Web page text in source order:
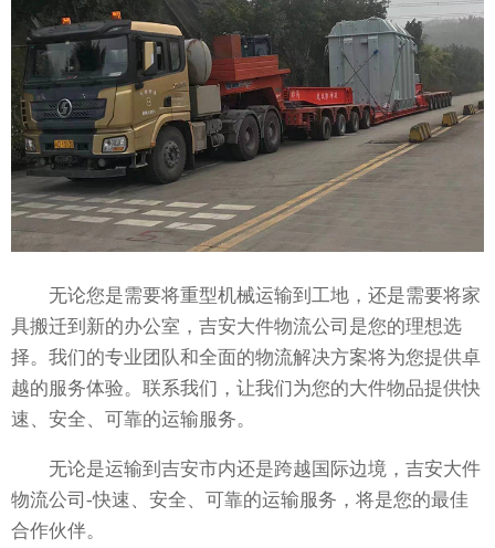
无论您是需要将重型机械运输到工地，还是需要将家
具搬迁到新的办公室，吉安大件物流公司是您的理想选
择。我们的专业团队和全面的物流解决方案将为您提供卓
越的服务体验。联系我们，让我们为您的大件物品提供快
速、安全、可靠的运输服务。
无论是运输到吉安市内还是跨越国际边境，吉安大件
物流公司-快速、安全、可靠的运输服务，将是您的最佳
合作伙伴。